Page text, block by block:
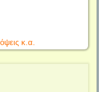
κ.α.